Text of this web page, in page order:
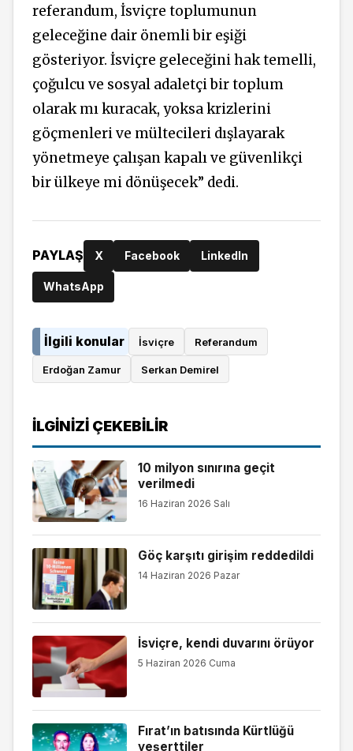
referandum, İsviçre toplumunun
geleceğine dair önemli bir eşiği
gösteriyor. İsviçre geleceğini hak temelli,
çoğulcu ve sosyal adaletçi bir toplum
olarak mı kuracak, yoksa krizlerini
göçmenleri ve mültecileri dışlayarak
yönetmeye çalışan kapalı ve güvenlikçi
bir ülkeye mi dönüşecek” dedi.
PAYLAŞ X Facebook LinkedIn
WhatsApp
İlgili konular İsviçre Referandum
Erdoğan Zamur Serkan Demirel
İLGINIZI ÇEKEBILIR
10 milyon sınırına geçit
verilmedi
16 Haziran 2026 Salı
Göç karşıtı girişim reddedildi
14 Haziran 2026 Pazar
İsviçre, kendi duvarını örüyor
5 Haziran 2026 Cuma
Fırat’ın batısında Kürtlüğü
yeşerttiler